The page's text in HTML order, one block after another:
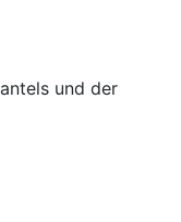
und der